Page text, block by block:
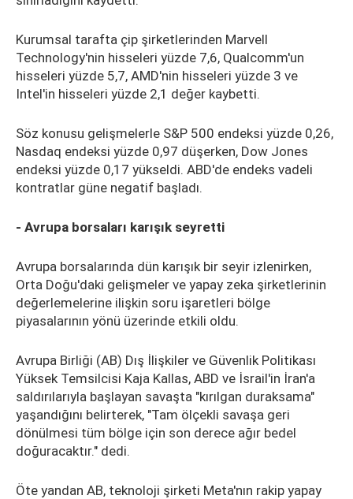
Kurumsal tarafta çip şirketlerinden Marvell
Technology'nin hisseleri yüzde 7,6, Qualcomm'un
hisseleri yüzde 5,7, AMD'nin hisseleri yüzde 3 ve
Intel'in hisseleri yüzde 2,1 değer kaybetti.
Söz konusu gelişmelerle S&P 500 endeksi yüzde 0,26,
Nasdaq endeksi yüzde 0,97 düşerken, Dow Jones
endeksi yüzde 0,17 yükseldi. ABD'de endeks vadeli
kontratlar güne negatif başladı.
- Avrupa borsaları karışık seyretti
Avrupa borsalarında dün karışık bir seyir izlenirken,
Orta Doğu'daki gelişmeler ve yapay zeka şirketlerinin
değerlemelerine ilişkin soru işaretleri bölge
piyasalarının yönü üzerinde etkili oldu.
Avrupa Birliği (AB) Dış İlişkiler ve Güvenlik Politikası
Yüksek Temsilcisi Kaja Kallas, ABD ve İsrail'in İran'a
saldırılarıyla başlayan savaşta "kırılgan duraksama"
yaşandığını belirterek, "Tam ölçekli savaşa geri
dönülmesi tüm bölge için son derece ağır bedel
doğuracaktır." dedi.
Öte yandan AB, teknoloji şirketi Meta'nın rakip yapay